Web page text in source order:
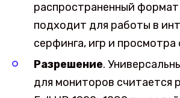
распространенный формат
подходит для работы в
серфинга, игр и
Разрешение.
для мониторов считается